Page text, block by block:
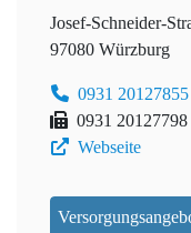
Josef-Schneider-
97080 Würzburg
0931 20127855
0931 20127798
Webseite